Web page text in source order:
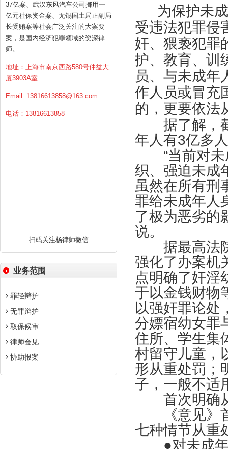
37亿案、武汉东风汽车公司挪用一
亿元社保资金案、无锡国土局正副局
长受贿案等社会广泛关注的大案要
案，是国内经济犯罪领域的资深律
师。
地址：上海市南京西路580号仲益大
厦3903A室
Email: 13816613858@163.com
电话：13816613858
扫码关注杨律师微信
业务范围
罪轻辩护
无罪辩护
取保候审
律师会见
协助报案
为保护未
受违法犯罪侵
奸、猥亵犯罪
护、教育、训
员、与未成年
作人员或冒充
的，更要依法
据了解，
年人有3亿多
“当前对未
织、强迫未成
虽然在所有刑
罪给未成年人
了极为恶劣的
说。
据最高法院
强化了办案机
点明确了奸淫
于以金钱财物
以强奸罪论处
分嫖宿幼女罪
住所、学生集
村留守儿童，
形从重处罚；
子，一般不适
首次明确从
《意见》首
七种情节从重
●对未成年